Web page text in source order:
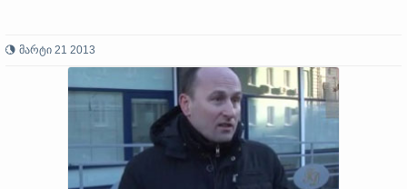
მარტი 21 2013